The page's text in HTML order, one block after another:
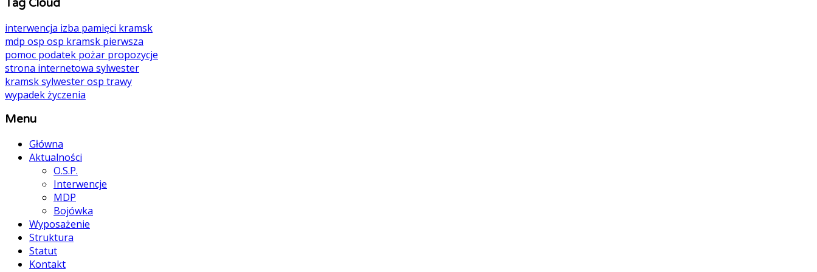
Tag Cloud
interwencja izba pamięci kramsk
mdp osp osp kramsk pierwsza
pomoc podatek pożar propozycje
strona internetowa sylwester
kramsksylwester osp trawy
wypadekżyczenia
Menu
Główna
Aktualności
O.S.P.
Interwencje
MDP
Bojówka
Wyposażenie
Struktura
Statut
Kontakt